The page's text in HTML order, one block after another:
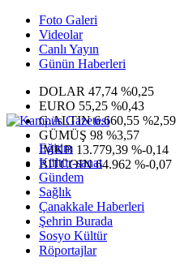
Foto Galeri
Videolar
Canlı Yayın
Günün Haberleri
DOLAR 47,74 %0,25
EURO 55,25 %0,43
G.ALTIN6.660,55 %2,59
GÜMÜŞ 98 %3,57
IMKB 13.779,39 %-0,14
BITCOIN64.962 %-0,07
Eğitim
Kültür-sanat
Gündem
Sağlık
Çanakkale Haberleri
Şehrin Burada
Sosyo Kültür
Röportajlar